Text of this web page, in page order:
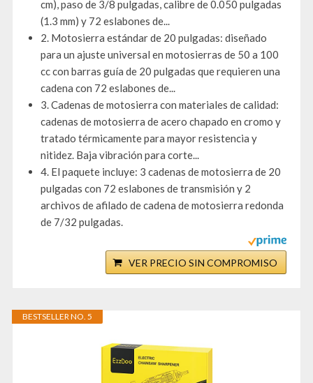
cm), paso de 3/8 pulgadas, calibre de 0.050 pulgadas
(1.3 mm) y 72 eslabones de...
2. Motosierra estándar de 20 pulgadas: diseñado
para un ajuste universal en motosierras de 50 a 100
cc con barras guía de 20 pulgadas que requieren una
cadena con 72 eslabones de...
3. Cadenas de motosierra con materiales de calidad:
cadenas de motosierra de acero chapado en cromo y
tratado térmicamente para mayor resistencia y
nitidez. Baja vibración para corte...
4. El paquete incluye: 3 cadenas de motosierra de 20
pulgadas con 72 eslabones de transmisión y 2
archivos de afilado de cadena de motosierra redonda
de 7/32 pulgadas.
VER PRECIO SIN COMPROMISO
BESTSELLER NO. 5